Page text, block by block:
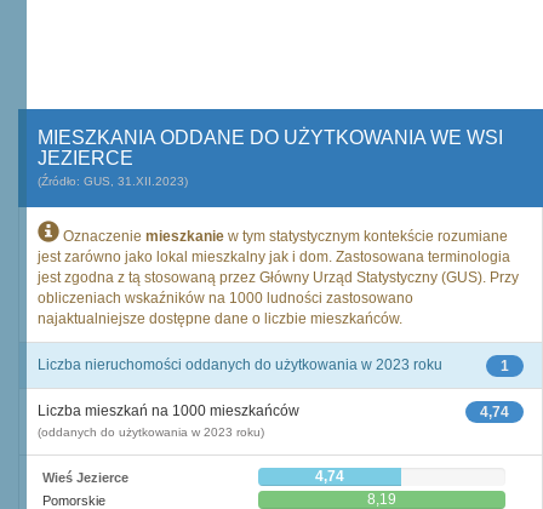
MIESZKANIA ODDANE DO UŻYTKOWANIA WE WSI
JEZIERCE
(Źródło: GUS, 31.XII.2023)
Oznaczenie mieszkanie w tym statystycznym kontekście rozumiane
jest zarówno jako lokal mieszkalny jak i dom. Zastosowana terminologia
jest zgodna z tą stosowaną przez Główny Urząd Statystyczny (GUS). Przy
obliczeniach wskaźników na 1000 ludności zastosowano
najaktualniejsze dostępne dane o liczbie mieszkańców.
1
Liczba nieruchomości oddanych do użytkowania w 2023 roku
4,74
Liczba mieszkań na 1000 mieszkańców
(oddanych do użytkowania w 2023 roku)
Wieś Jezierce 4,74
Pomorskie 8,19